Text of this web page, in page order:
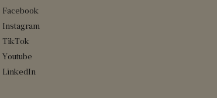
Facebook
Instagram
TikTok
Youtube
LinkedIn